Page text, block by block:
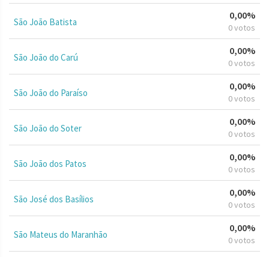
São João Batista
0,00%
0 votos
São João do Carú
0,00%
0 votos
São João do Paraíso
0,00%
0 votos
São João do Soter
0,00%
0 votos
São João dos Patos
0,00%
0 votos
São José dos Basílios
0,00%
0 votos
São Mateus do Maranhão
0,00%
0 votos